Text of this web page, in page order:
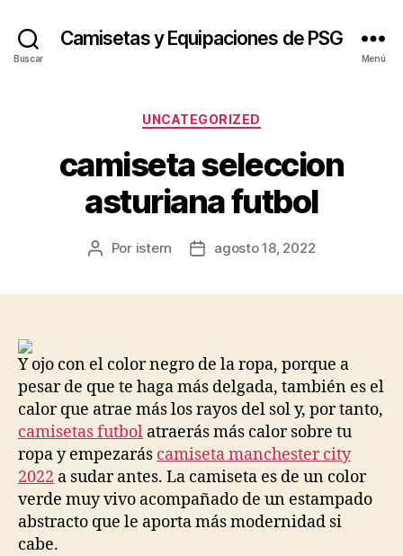
Buscar
Camisetas y Equipaciones de PSG
Menú
Categorías
UNCATEGORIZED
camiseta seleccion
asturiana futbol
Autor
Por istern
Fechaagosto 18, 2022
Y ojo con el color negro de la ropa, porque a
pesar de que te haga más delgada, también es el
calor que atrae más los rayos del sol y, por tanto,
camisetas futbol atraerás más calor sobre tu
ropa y empezarás camiseta manchester city
2022 a sudar antes. La camiseta es de un color
verde muy vivo acompañado de un estampado
abstracto que le aporta más modernidad si
cabe.